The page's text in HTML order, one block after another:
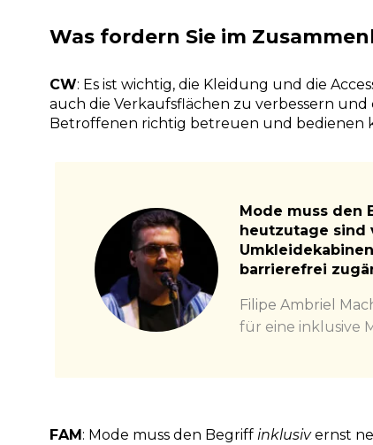
Was fordern Sie im
CW: Es ist wichtig, die Kleidung und die
auch die Verkaufsflächen zu verbessern
Betroffenen richtig betreuen und bedienen
Mode muss den
heutzutage sind
barrierefrei
Filipe Ambriel
für eine inklusive
FAM : Mode muss den Begriff inklusivernst